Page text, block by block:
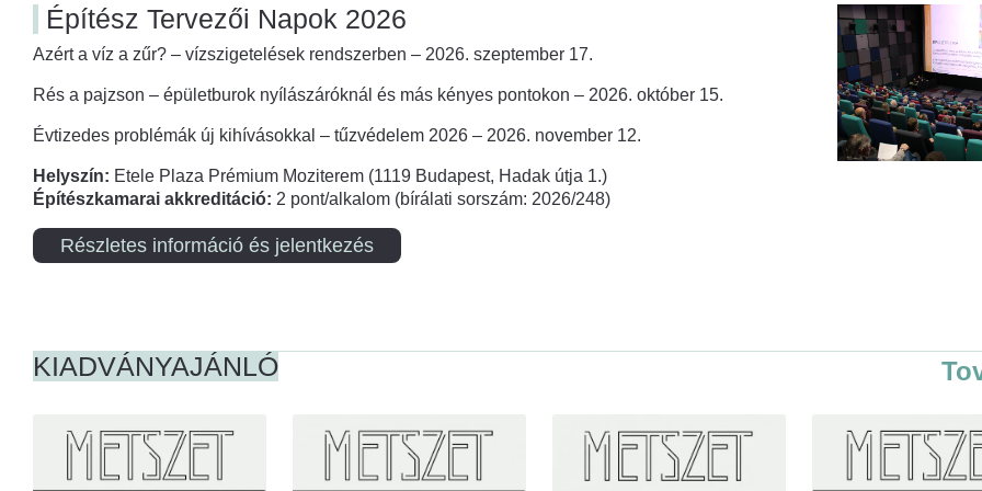
Építész Tervezői Napok 2026
Azért a víz a zűr? – vízszigetelések rendszerben – 2026. szeptember 17.
Rés a pajzson – épületburok nyílászáróknál és más kényes pontokon – 2026. október 15.
Évtizedes problémák új kihívásokkal – tűzvédelem 2026 – 2026. november 12.
Helyszín: Etele Plaza Prémium Moziterem (1119 Budapest, Hadak útja 1.)
Építészkamarai akkreditáció: 2 pont/alkalom (bírálati sorszám: 2026/248)
Részletes információ és jelentkezés
KIADVÁNYAJÁNLÓ